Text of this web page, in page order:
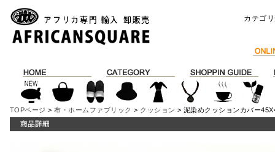
カテゴ
TOPページ >布・ホームファブリック > クッション > 泥染めクッションカバー